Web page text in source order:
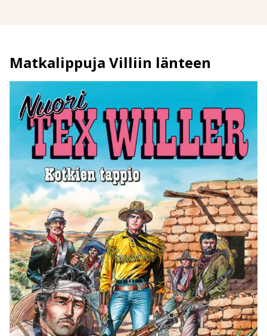
Matkalippuja Villiin länteen